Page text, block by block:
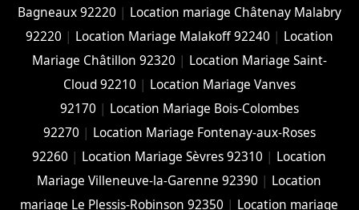
Bagneaux 92220 | Location mariage Châtenay Malabry
92220 | Location Mariage Malakoff 92240 | Location
Mariage Châtillon 92320 | Location Mariage Saint-
Cloud 92210 | Location Mariage Vanves
92170 | Location Mariage Bois-Colombes
92270 | Location Mariage Fontenay-aux-Roses
92260 | Location Mariage Sèvres 92310 | Location
Mariage Villeneuve-la-Garenne 92390 | Location
mariage Le Plessis-Robinson 92350 | Location mariage